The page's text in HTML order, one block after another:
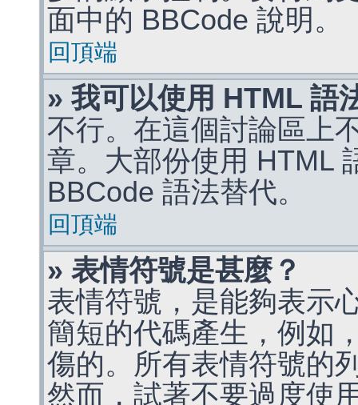
面中的 BBCode 說明。
回頂端
» 我可以使用 HTML 語
不行。在這個討論區上
章。大部份使用 HTML
BBCode 語法替代。
回頂端
» 表情符號是甚麼？
表情符號，是能夠表示
簡短的代碼產生，例如
傷的。所有表情符號的
然而，試著不要過度使